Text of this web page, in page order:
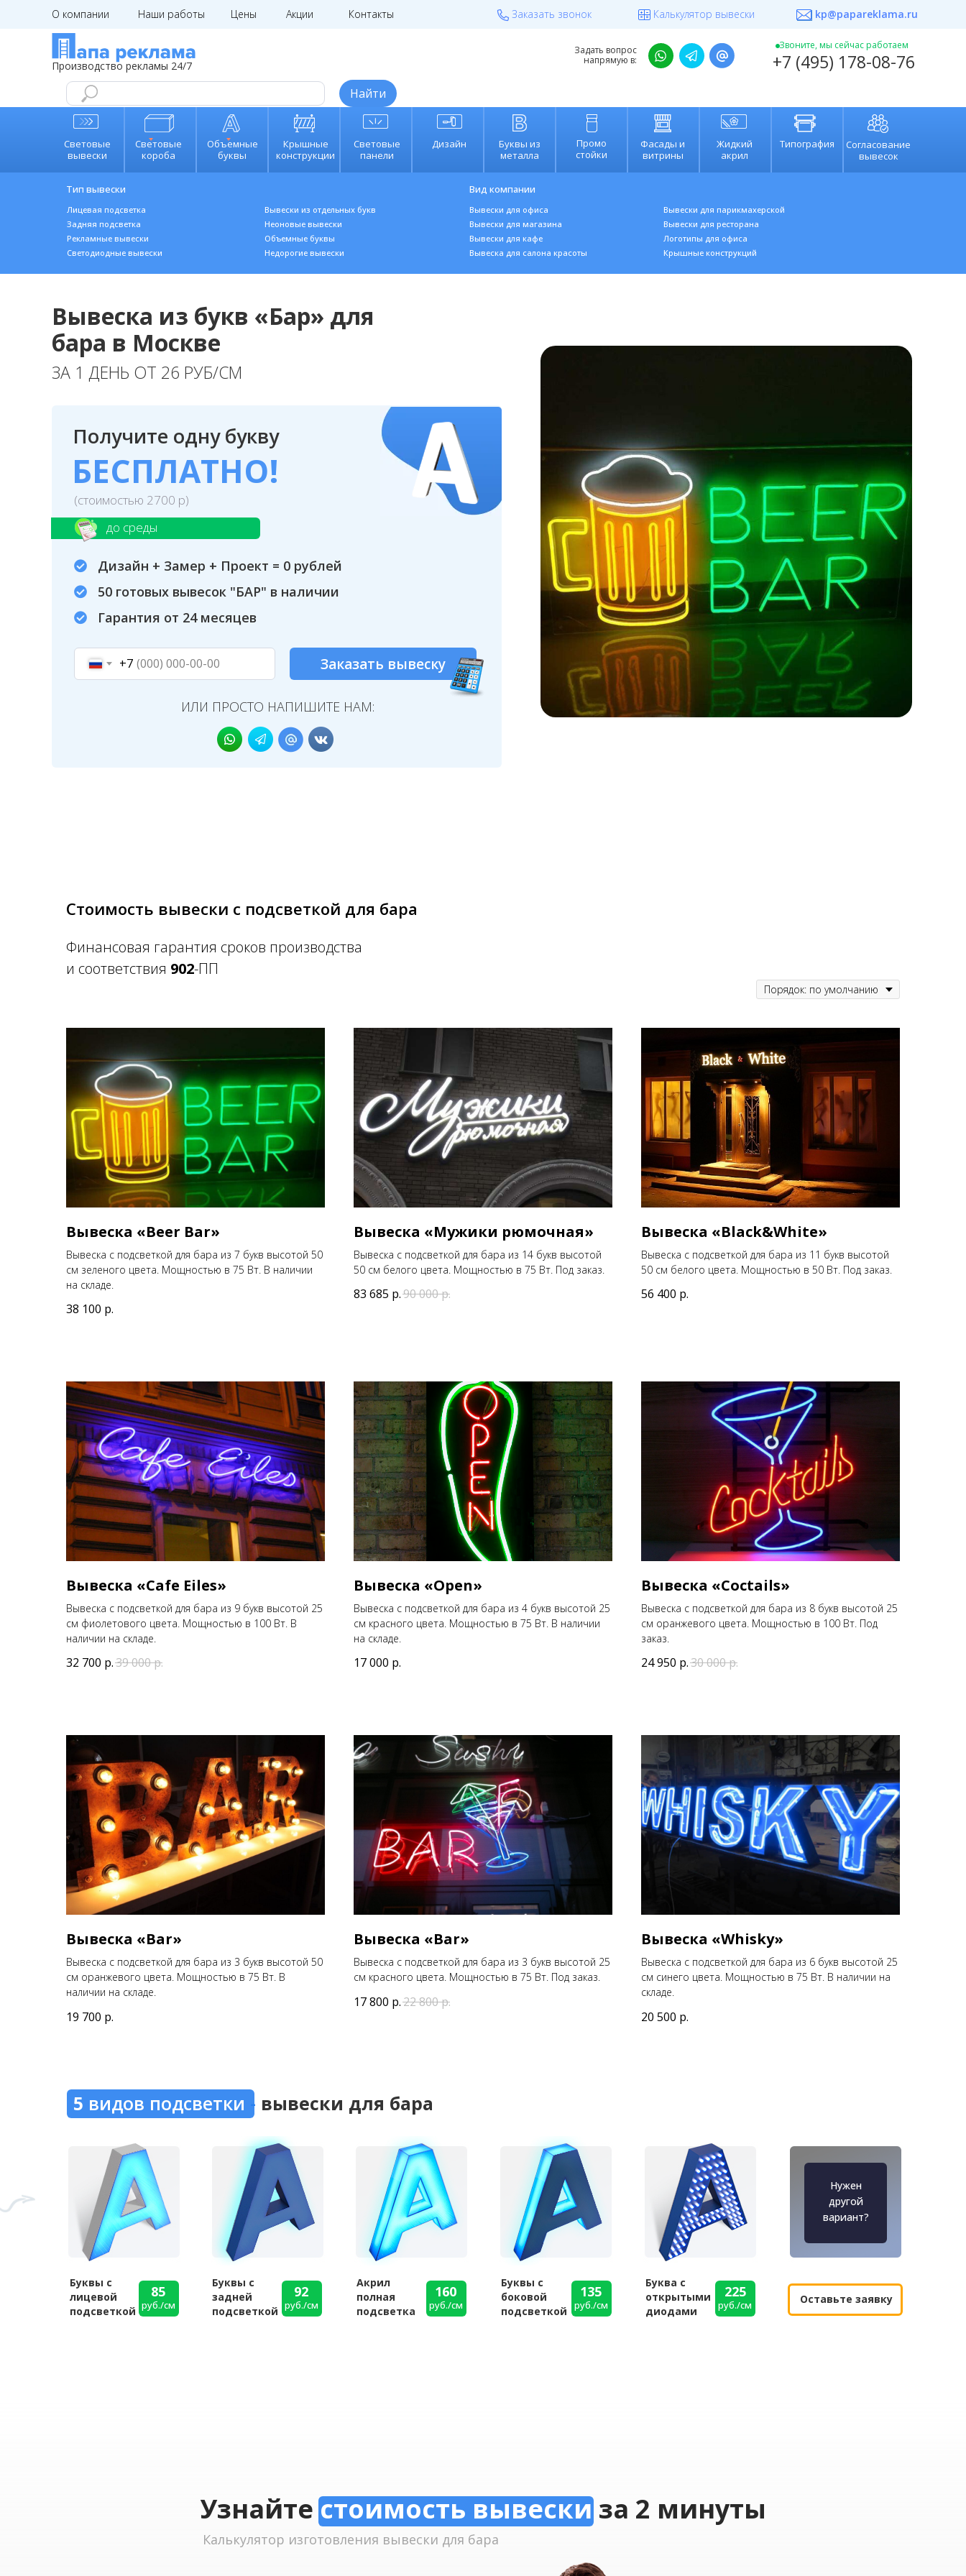
О компании Цены
Наши работы Акции Контакты Заказать звонок kp@papareklama.ru
Калькулятор вывески
Задать вопрос
напрямую в:
Звоните, мы сейчас работаем
Производство рекламы 24/7 +7 (495) 178-08-76
Найти
Tilda Publishing
Световые
вывески
Световые
короба
Объемные
буквы
Крышные
конструкции
Световые
панели
Дизайн
Буквы из
металла
Промо
стойки
Фасады и
витрины
Жидкий
акрил
Типография
Согласование
вывесок
Tilda Publishing
Тип вывески
Лицевая подсветка
Задняя подсветка
Рекламные вывески
Светодиодные вывески
Вывески из отдельных букв
Неоновые вывески
Объемные буквы
Недорогие вывески
Вид компании
Вывески для офиса
Вывески для магазина
Вывески для кафе
Вывеска для салона красоты
Вывески для парикмахерской
Вывески для ресторана
Логотипы для офиса
Крышные конструкций
Вывеска из букв «Бар» для
бара в Москве
ЗА 1 ДЕНЬ ОТ 26 РУБ/СМ
Получите одну букву
БЕСПЛАТНО!
до среды
(стоимостью 2700 р)
Дизайн + Замер + Проект = 0 рублей
50 готовых вывесок "БАР" в наличии
Гарантия от 24 месяцев
+7 Заказать вывеску
ИЛИ ПРОСТО НАПИШИТЕ НАМ:
Стоимость вывески с подсветкой для бара
Финансовая гарантия сроков производства
и соответствия 902-ПП
Вывеска «Beer Bar»
Вывеска с подсветкой для бара из 7 букв высотой 50
см зеленого цвета. Мощностью в 75 Вт. В наличии
на складе.
38 100 р.
Вывеска «Мужики рюмочная»
Вывеска с подсветкой для бара из 14 букв высотой
50 см белого цвета. Мощностью в 75 Вт. Под заказ.
83 685 р.90 000р.
Вывеска «Black&White»
Вывеска с подсветкой для бара из 11 букв высотой
50 см белого цвета. Мощностью в 50 Вт. Под заказ.
56 400 р.
Вывеска «Cafe Eiles»
Вывеска с подсветкой для бара из 9 букв высотой 25
см фиолетового цвета. Мощностью в 100 Вт. В
наличии на складе.
32 700 р.39 000р.
Вывеска «Open»
Вывеска с подсветкой для бара из 4 букв высотой 25
см красного цвета. Мощностью в 75 Вт. В наличии
на складе.
17 000 р.
Вывеска «Coctails»
Вывеска с подсветкой для бара из 8 букв высотой 25
см оранжевого цвета. Мощностью в 100 Вт. Под
заказ.
24 950 р.30 000р.
Вывеска «Bar»
Вывеска с подсветкой для бара из 3 букв высотой 50
см оранжевого цвета. Мощностью в 75 Вт. В
наличии на складе.
19 700 р.
Вывеска «Bar»
Вывеска с подсветкой для бара из 3 букв высотой 25
см красного цвета. Мощностью в 75 Вт. Под заказ.
17 800 р.22 800р.
Вывеска «Whisky»
Вывеска с подсветкой для бара из 6 букв высотой 25
см синего цвета. Мощностью в 75 Вт. В наличии на
складе.
20 500 р.
Буквы с
лицевой
подсветкой руб./см
85
Буквы с
задней
подсветкой
Акрил
полная
подсветка
Буква с
открытыми
диодами
Буквы с
боковой
подсветкой
Оставьте заявку
руб./см
92
руб./см
160
руб./см
135
руб./см
225
Нужен
другой
вариант?
5 видов подсветки - вывески для бара
Калькулятор изготовления вывески для бара
Узнайтестоимость вывескиза 2 минуты